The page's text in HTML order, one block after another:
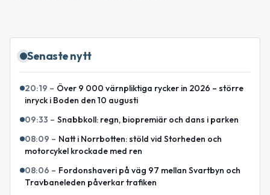
Senaste nytt
20:19 – Över 9 000 värnpliktiga rycker in 2026 – större
inryck i Boden den 10 augusti
09:33 – Snabbkoll: regn, biopremiär och dans i parken
08:09 – Natt i Norrbotten: stöld vid Storheden och
motorcykel krockade med ren
08:06 – Fordonshaveri på väg 97 mellan Svartbyn och
Travbaneleden påverkar trafiken